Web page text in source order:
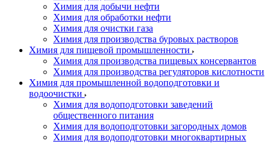
Химия для добычи нефти
Химия для обработки нефти
Химия для очистки газа
Химия для производства буровых растворов
Химия для пищевой промышленности
Химия для производства пищевых консервантов
Химия для производства регуляторов кислотности
Химия для промышленной водоподготовки и
водоочистки
Химия для водоподготовки заведений
общественного питания
Химия для водоподготовки загородных домов
Химия для водоподготовки многоквартирных